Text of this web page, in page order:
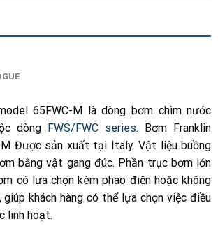
65FWC-M là dòng bơm chìm nước
dòng FWS/FWC series. Bơm Franklin
M Được sản xuất tại Italy. Vật liệu buồng
bằng vật gang đúc. Phần trục bơm lớn
có lựa chọn kèm phao điện hoặc không
giúp khách hàng có thể lựa chọn việc điều
linh hoạt.